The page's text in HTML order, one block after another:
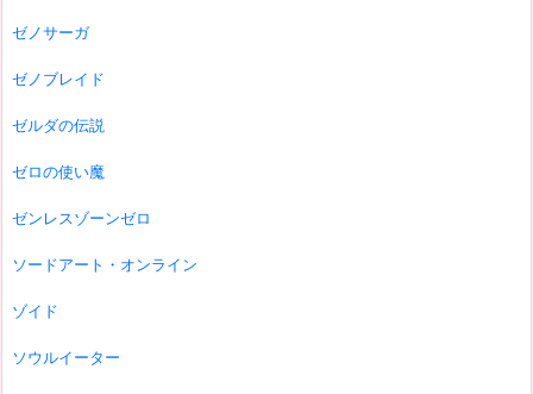
ゼノサーガ
ゼノブレイド
ゼルダの伝説
ゼロの使い魔
ゼンレスゾーンゼロ
ソードアート・オンライン
ゾイド
ソウルイーター